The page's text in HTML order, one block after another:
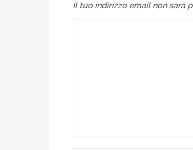
Il tuo indirizzo email non sarà